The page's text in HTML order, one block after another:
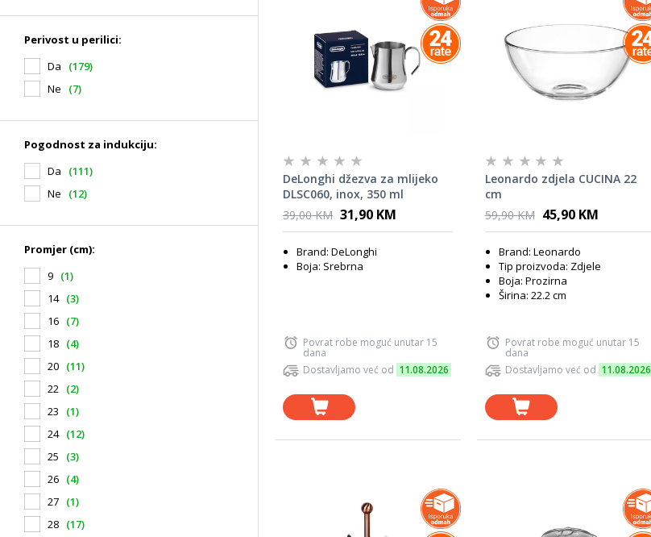
Perivost u perilici:
Da
(179)
Ne
(7)
Pogodnost za indukciju:
Da
(111)
Ne
(12)
Promjer (cm):
9 (1)
14 (3)
16 (7)
18 (4)
20 (11)
22 (2)
23
(1)
24 (12)
25
(3)
26 (4)
27 (1)
28 (17)
DeLonghi džezva za mlijeko
DLSC060, inox, 350 ml
39,00 KM 31,90 KM
Brand: DeLonghi
Boja: Srebrna
Povrat robe moguć unutar 15
dana
Dostavljamo već od 11.08.2026
Leonardo zdjela CUCINA 22
cm
59,90 KM 45,90 KM
Brand: Leonardo
Tip proizvoda: Zdjele
Boja: Prozirna
Širina: 22.2 cm
Povrat robe moguć unutar 15
dana
Dostavljamo već od 11.08.2026